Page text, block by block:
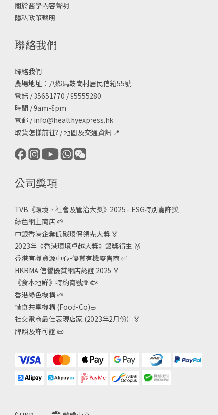
關於醫學內容聲明
隱私政策聲明
聯絡我們
聯絡我們
農場地址：八鄉馬鞍崗村居民信箱55號
電話 / 35651770 / 95555280
時間 / 9am-8pm
電郵 / info@healthyexpress.hk
取貨怎樣前往? /地圖及交通資訊 📍
公司獎項
TVB《環境、社會及管治大獎》2025 - ESG特別嘉許獎
綠色網上商店 🌱
中銀香港企業低碳環保領先大獎 🏅
2023年《香港環境卓越大獎》銀獎得主 🥈
香港有機資源中心-優質有機零售商✅
HKRMA 信譽優質網店認證 2025 🏅
《食本地鮮》特約商號🥦🐟
香港綠色機構 🌱
惜食共享機構 (Food-Co)🥗
社交電商最佳表現店家 (2023年2月份）🏅
牌照及許可證 📜